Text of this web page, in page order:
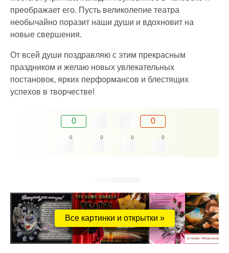
преображает его. Пусть великолепие театра
необычайно поразит наши души и вдохновит на
новые свершения.
От всей души поздравляю с этим прекрасным
праздником и желаю новых увлекательных
постановок, ярких перформансов и блестящих
успехов в творчестве!
0 0
0 0 0 0
Все картинки и открытки »